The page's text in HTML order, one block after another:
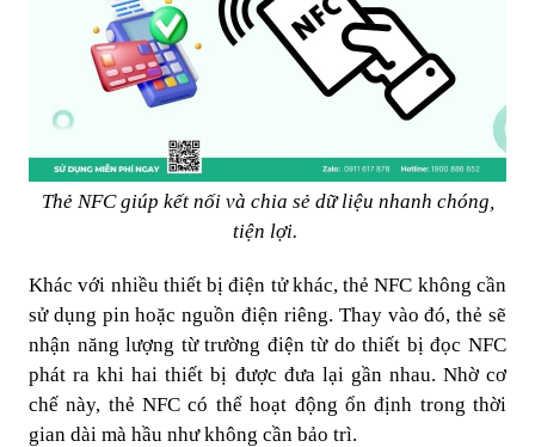
Thẻ NFC giúp kết nối và chia sẻ dữ liệu nhanh chóng,
tiện lợi.
Khác với nhiều thiết bị điện tử khác, thẻ NFC không cần
sử dụng pin hoặc nguồn điện riêng. Thay vào đó, thẻ sẽ
nhận năng lượng từ trường điện từ do thiết bị đọc NFC
phát ra khi hai thiết bị được đưa lại gần nhau. Nhờ cơ
chế này, thẻ NFC có thể hoạt động ổn định trong thời
gian dài mà hầu như không cần bảo trì.